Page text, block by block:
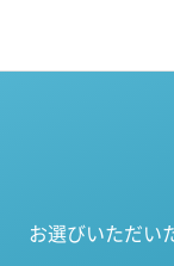
お選びいただい